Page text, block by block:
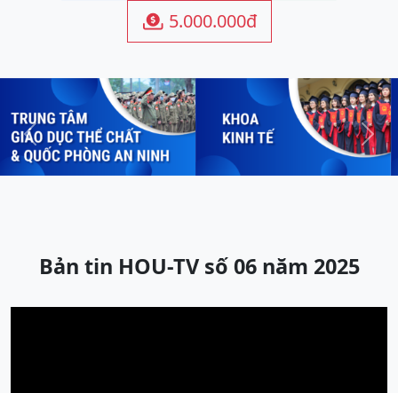
 5.000.000đ
Previous Next
Bản tin HOU-TV số 06 năm 2025